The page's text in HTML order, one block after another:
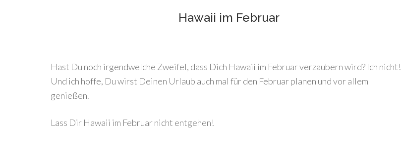
Hawaii im Februar
Hast Du noch irgendwelche Zweifel, dass Dich Hawaii im Februar verzaubern wird? Ich nicht!
Und ich hoffe, Du wirst Deinen Urlaub auch mal für den Februar planen und vor allem
genießen.
Lass Dir Hawaii im Februar nicht entgehen!